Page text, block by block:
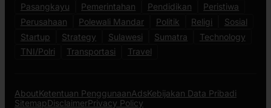
Pasangkayu
Pemerintahan Pendidikan
Peristiwa
Perusahaan
Polewali Mandar Politik Religi
Sosial
Startup
Strategy Sulawesi Sumatra
Technology
TNI/Polri
Transportasi Travel
AboutKetentuan PenggunaanAdsKebijakan Data Pribadi
SitemapDisclaimerPrivacy Policy